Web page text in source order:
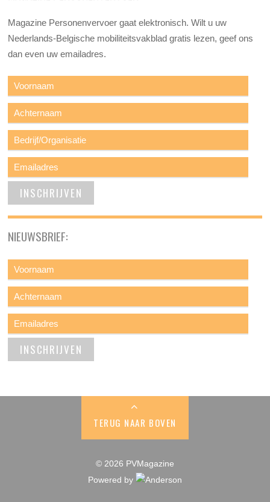
Magazine Personenvervoer gaat elektronisch. Wilt u uw
Nederlands-Belgische mobiliteitsvakblad gratis lezen, geef ons
dan even uw emailadres.
NIEUWSBRIEF:
TERUG NAAR BOVEN
© 2026 PVMagazine
Powered by